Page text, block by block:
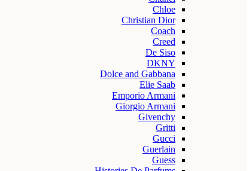
Chloe
Christian Dior
Coach
Creed
De Siso
DKNY
Dolce and Gabbana
Elie Saab
Emporio Armani
Giorgio Armani
Givenchy
Gritti
Gucci
Guerlain
Guess